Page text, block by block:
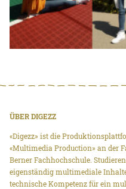
ÜBER DIGEZZ
«Digezz» ist die
«Multimedia Production» an der
Berner Fachhochschule.
eigenständig multimediale
technische Kompetenz für ein